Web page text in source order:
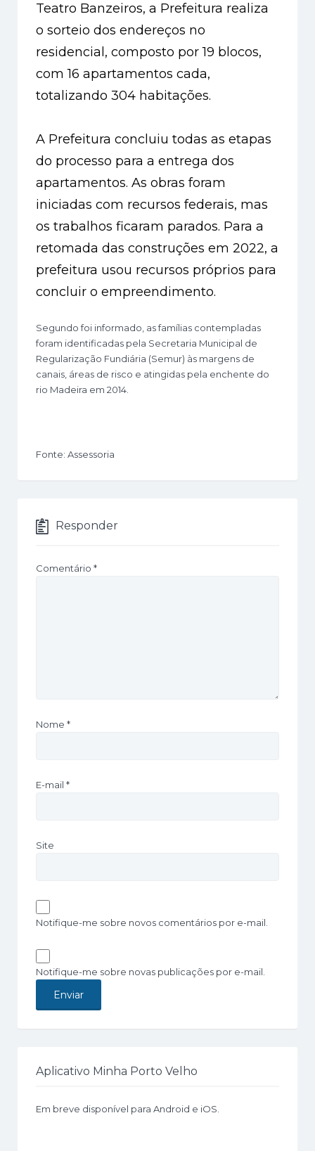
Teatro Banzeiros, a Prefeitura realiza
o sorteio dos endereços no
residencial, composto por 19 blocos,
com 16 apartamentos cada,
totalizando 304 habitações.
A Prefeitura concluiu todas as etapas
do processo para a entrega dos
apartamentos. As obras foram
iniciadas com recursos federais, mas
os trabalhos ficaram parados. Para a
retomada das construções em 2022, a
prefeitura usou recursos próprios para
concluir o empreendimento.
Segundo foi informado, as famílias contempladas
foram identificadas pela Secretaria Municipal de
Regularização Fundiária (Semur) às margens de
canais, áreas de risco e atingidas pela enchente do
rio Madeira em 2014.
Fonte: Assessoria
Responder
Comentário *
Nome *
E-mail *
Site
Notifique-me sobre novos comentários por e-mail.
Notifique-me sobre novas publicações por e-mail.
Aplicativo Minha Porto Velho
Em breve disponível para Android e iOS.